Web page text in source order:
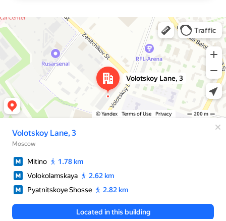
Москва
Яндекс Карты — транспорт, навигация, поиск мест